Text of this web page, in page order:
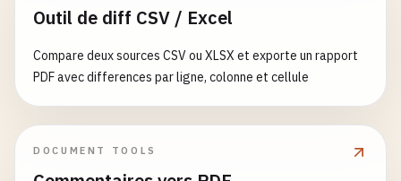
Outil de diff CSV / Excel
Compare deux sources CSV ou XLSX et exporte un rapport
PDF avec differences par ligne, colonne et cellule
DOCUMENT TOOLS